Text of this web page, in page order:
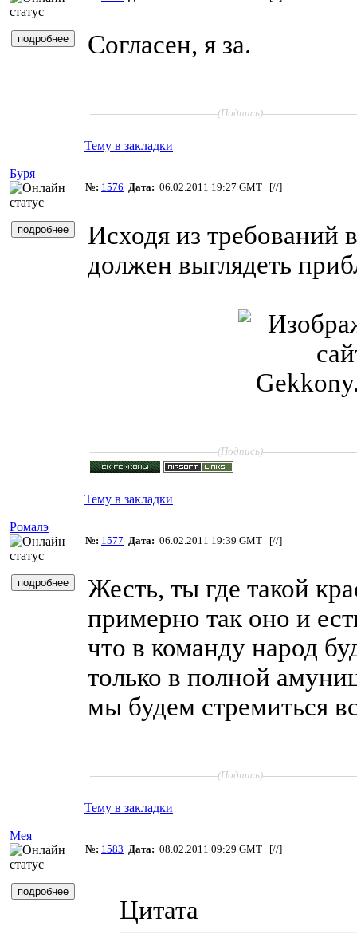
Согласен, я за.
(Подпись)
Тему в закладки
Буря
№: 1576 Дата: 06.02.2011 19:27 GMT [//]
Исходя из требований
должен выглядеть
(Подпись)
Тему в закладки
Ромалэ
№: 1577 Дата: 06.02.2011 19:39 GMT [//]
Жесть, ты где такой
примерно так оно и
что в команду народ
только в полной
мы будем стремиться
(Подпись)
Тему в закладки
Мея
№: 1583 Дата: 08.02.2011 09:29 GMT [//]
Цитата